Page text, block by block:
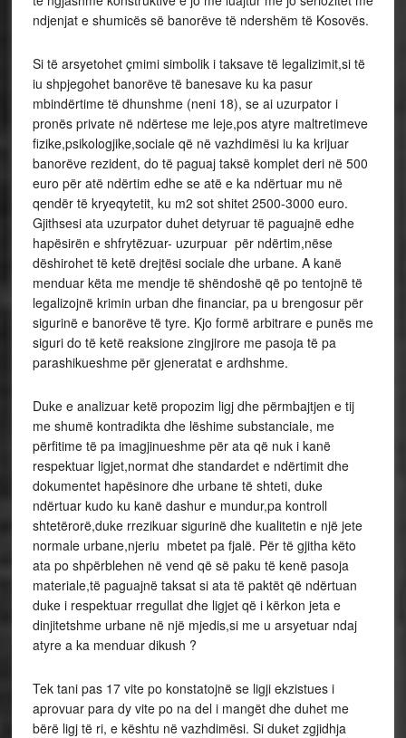
ndjenjat e shumicës së banorëve të ndershëm të Kosovës.
Si të arsyetohet çmimi simbolik i taksave të legalizimit,si të
iu shpjegohet banorëve të banesave ku ka pasur
mbindërtime të dhunshme (neni 18), se ai uzurpator i
pronës private në ndërtese me leje,pos atyre maltretimeve
fizike,psikologjike,sociale që në vazhdimësi iu ka krijuar
banorëve rezident, do të paguaj taksë komplet deri në 500
euro për atë ndërtim edhe se atë e ka ndërtuar mu në
qendër të kryeqytetit, ku m2 sot shitet 2500-3000 euro.
Gjithsesi ata uzurpator duhet detyruar të paguajnë edhe
hapësirën e shfrytëzuar- uzurpuar për ndërtim,nëse
dëshirohet të ketë drejtësi sociale dhe urbane. A kanë
menduar këta me mendje të shëndoshë që po tentojnë të
legalizojnë krimin urban dhe financiar, pa u brengosur për
sigurinë e banorëve të tyre. Kjo formë arbitrare e punës me
siguri do të ketë reaksione zingjirore me pasoja të pa
parashikueshme për gjeneratat e ardhshme.
Duke e analizuar ketë propozim ligj dhe përmbajtjen e tij
me shumë kontradikta dhe lëshime substanciale, me
përfitime të pa imagjinueshme për ata që nuk i kanë
respektuar ligjet,normat dhe standardet e ndërtimit dhe
dokumentet hapësinore dhe urbane të shteti, duke
ndërtuar kudo ku kanë dashur e mundur,pa kontroll
shtetërorë,duke rrezikuar sigurinë dhe kualitetin e një jete
normale urbane,njeriu mbetet pa fjalë. Për të gjitha këto
ata po shpërblehen në vend që së paku të kenë pasoja
materiale,të paguajnë taksat si ata të paktët që ndërtuan
duke i respektuar rregullat dhe ligjet që i kërkon jeta e
dinjitetshme urbane në një mjedis,si me u arsyetuar ndaj
atyre a ka menduar dikush ?
Tek tani pas 17 vite po konstatojnë se ligji ekzistues i
aprovuar para dy vite po na del i mangët dhe duhet me
bërë ligj të ri, e kështu në vazhdimësi. Si duket zgjidhja